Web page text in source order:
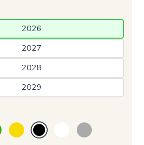
2026
2027
2028
2029